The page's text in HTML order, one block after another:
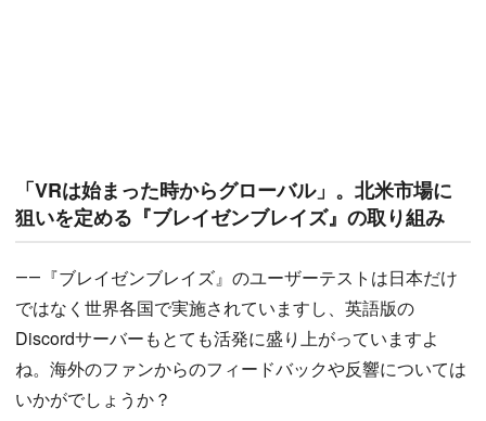
「VRは始まった時からグローバル」。北米市場に
狙いを定める『ブレイゼンブレイズ』の取り組み
――『ブレイゼンブレイズ』のユーザーテストは日本だけ
ではなく世界各国で実施されていますし、英語版の
Discordサーバーもとても活発に盛り上がっていますよ
ね。海外のファンからのフィードバックや反響については
いかがでしょうか？